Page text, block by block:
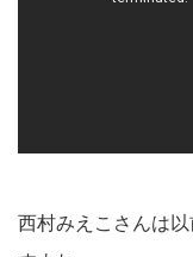
西村みえこさんは以